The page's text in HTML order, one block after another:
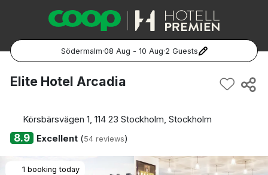
Södermalm·08 Aug - 10 Aug·2 Guests
Popular Destinations:
Göteborg
Elite Hotel Arcadia
Körsbärsvägen 1, 114 23 Stockholm, Stockholm
8.9 Excellent(54 reviews)
1 booking today